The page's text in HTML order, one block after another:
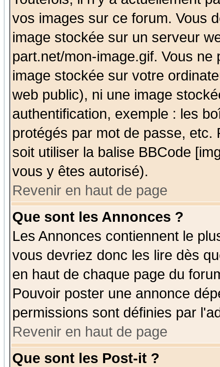
vos images sur ce forum. Vous
image stockée sur un serveur
part.net/mon-image.gif. Vous
image stockée sur votre
web public), ni une image
authentification, exemple : les
protégés par mot de passe,
soit utiliser la balise BBCode
vous y êtes autorisé).
Revenir en haut de page
Que sont les Annonces ?
Les Annonces contiennent le
vous devriez donc les lire dès
en haut de chaque page du
Pouvoir poster une annonce
permissions sont définies par
Revenir en haut de page
Que sont les Post-it ?